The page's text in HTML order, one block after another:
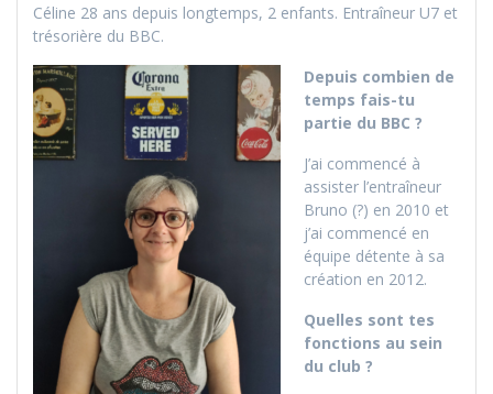
Céline 28 ans depuis longtemps, 2 enfants. Entraîneur U7 et
trésorière du BBC.
Depuis combien de
temps fais-tu
partie du BBC ?
J’ai commencé à
assister l’entraîneur
Bruno (?) en 2010 et
j’ai commencé en
équipe détente à sa
création en 2012.
Quelles sont tes
fonctions au sein
du club ?